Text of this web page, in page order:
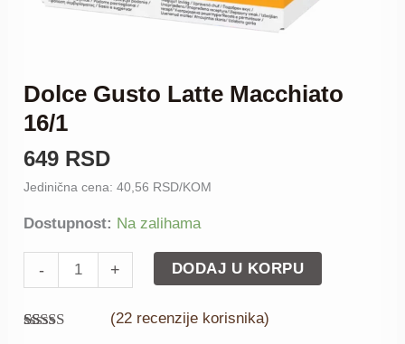
Dolce Gusto Latte Macchiato
16/1
649 RSD
Jedinična cena: 40,56 RSD/KOM
Dostupnost: Na zalihama
- + DODAJ U KORPU
(22recenzije korisnika)